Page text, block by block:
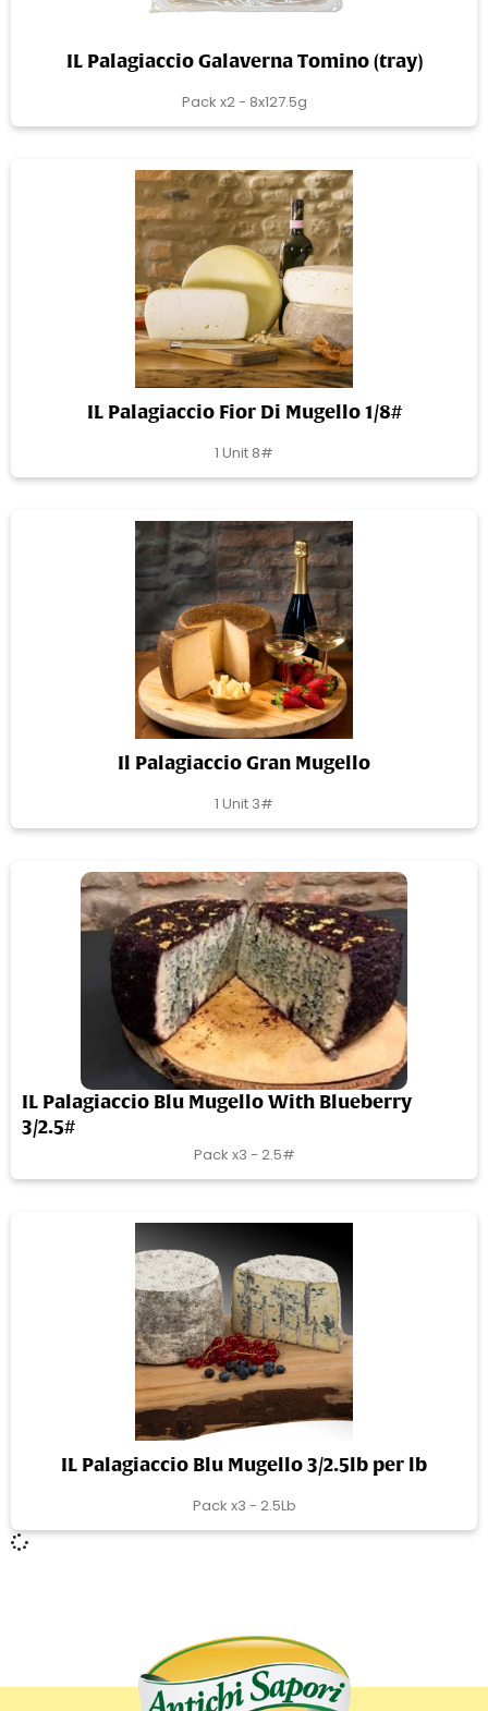
IL Palagiaccio Galaverna Tomino (tray)
Pack x2 - 8x127.5g
IL Palagiaccio Fior Di Mugello 1/8#
1 Unit 8#
Il Palagiaccio Gran Mugello
1 Unit 3#
IL Palagiaccio Blu Mugello With Blueberry
3/2.5#
Pack x3 - 2.5#
IL Palagiaccio Blu Mugello 3/2.5lb per lb
Pack x3 - 2.5Lb